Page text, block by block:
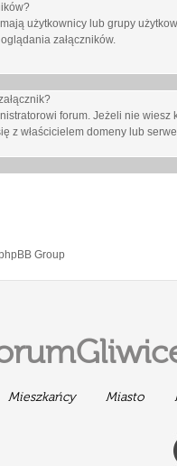
użytkownicy lub grupy
załączników.
forum. Jeżeli nie
z właścicielem domeny lub
Group
Mieszkańcy Miasto